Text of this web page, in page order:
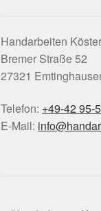
Handarbeiten Köster
Bremer Straße 52
27321
Telefon: +49-42 95-
E-Mail: